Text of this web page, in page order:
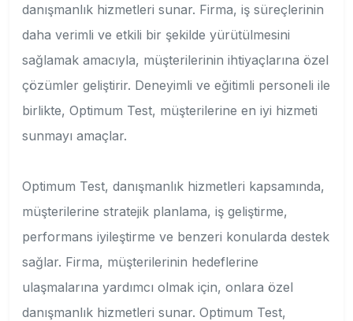
danışmanlık hizmetleri sunar. Firma, iş süreçlerinin
daha verimli ve etkili bir şekilde yürütülmesini
sağlamak amacıyla, müşterilerinin ihtiyaçlarına özel
çözümler geliştirir. Deneyimli ve eğitimli personeli ile
birlikte, Optimum Test, müşterilerine en iyi hizmeti
sunmayı amaçlar.
Optimum Test, danışmanlık hizmetleri kapsamında,
müşterilerine stratejik planlama, iş geliştirme,
performans iyileştirme ve benzeri konularda destek
sağlar. Firma, müşterilerinin hedeflerine
ulaşmalarına yardımcı olmak için, onlara özel
danışmanlık hizmetleri sunar. Optimum Test,